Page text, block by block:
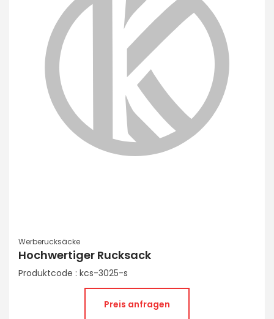
Werberucksäcke
Hochwertiger Rucksack
Produktcode : kcs-3025-s
Preis anfragen